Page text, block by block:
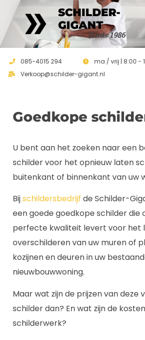
SCHILDER-
GIGANT
Sinds 1986
085-4015 294
ma / vrij | 8:00 -
Verkoop@schilder-gigant.nl
Goedkope
U bent aan het zoeken naar een
schilder voor het opnieuw laten
buitenkant of binnenkant van uw
Bijschildersbedrijf de Schilder-
een goede goedkope schilder die
perfecte kwaliteit levert voor het
overschilderen van uw muren of
kozijnen en deuren in uw
nieuwbouwwoning.
Maar wat zijn de prijzen van deze
schilder dan? En wat zijn de
schilderwerk?